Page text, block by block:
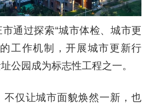
通过探索“城市体检、城市更
工作机制，开展城市更新行
公园成为标志性工程之一。
仅让城市面貌焕然一新，也